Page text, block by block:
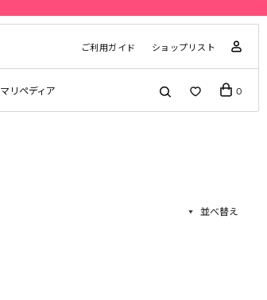
ご利用ガイド ショップリスト
マリペディア 0
並べ替え